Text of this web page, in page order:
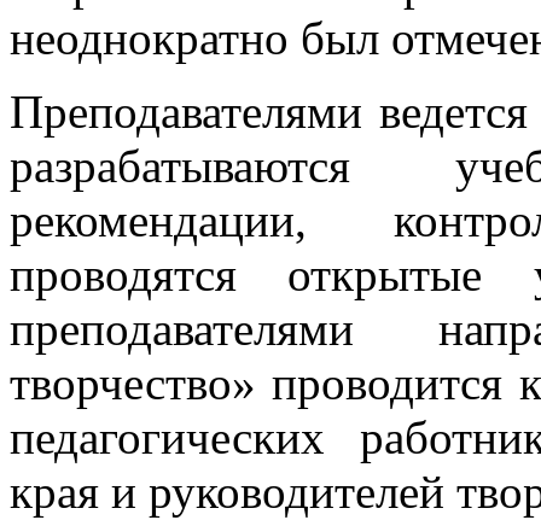
неоднократно был
Преподавателями
разрабатываются
рекомендации,
проводятся
преподавателями
творчество» проводится
педагогических
края и руководителей